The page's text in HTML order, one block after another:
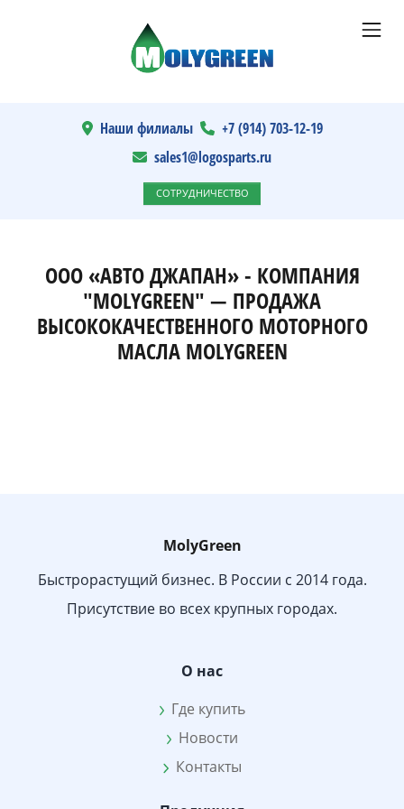
Наши филиалы
+7 (914) 703-12-19
sales1@logosparts.ru
СОТРУДНИЧЕСТВО
ООО «АВТО ДЖАПАН» - КОМПАНИЯ
"MOLYGREEN" — ПРОДАЖА
ВЫСОКОКАЧЕСТВЕННОГО МОТОРНОГО
МАСЛА MOLYGREEN
MolyGreen
Быстрорастущий бизнес. В России с 2014 года.
Присутствие во всех крупных городах.
О нас
Где купить
Новости
Контакты